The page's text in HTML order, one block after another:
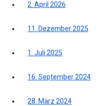
2. April 2026
11. Dezember 2025
1. Juli 2025
16. September 2024
28. März 2024